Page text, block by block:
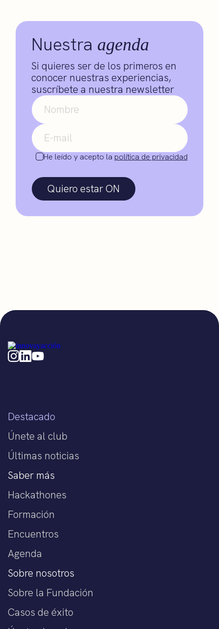
Nuestra agenda
Si quieres ser de los primeros en
conocer nuestras experiencias,
suscríbete a nuestra newsletter
He leído y acepto la política de privacidad
Quiero estar ON
Destacado
Únete al club
Últimas noticias
Saber más
Hackathones
Formación
Encuentros
Agenda
Sobre nosotros
Sobre la Fundación
Casos de éxito